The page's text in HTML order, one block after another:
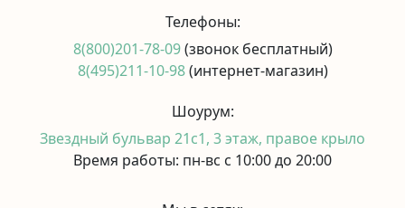
Телефоны:
8(800)201-78-09(звонок бесплатный)
8(495)211-10-98(интернет-магазин)
Шоурум:
Звездный бульвар 21с1, 3 этаж, правое крыло
Время работы: пн-вс с 10:00 до 20:00